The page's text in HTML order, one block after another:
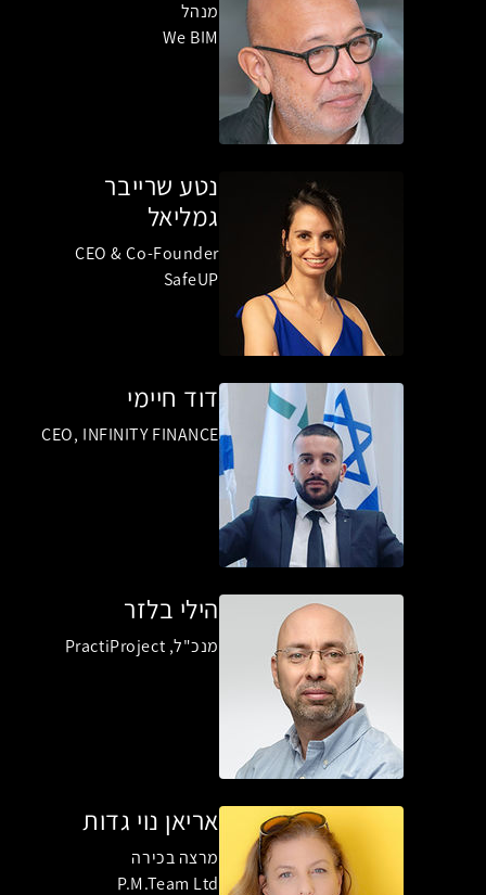
מנהל
We BIM
נטע שרייבר
גמליאל
CEO & Co-Founder
SafeUP
דוד חיימי
CEO, INFINITY FINANCE
הילי בלזר
מנכ"ל, PractiProject
אריאן נוי גדות
מרצה בכירה
P.M.Team Ltd